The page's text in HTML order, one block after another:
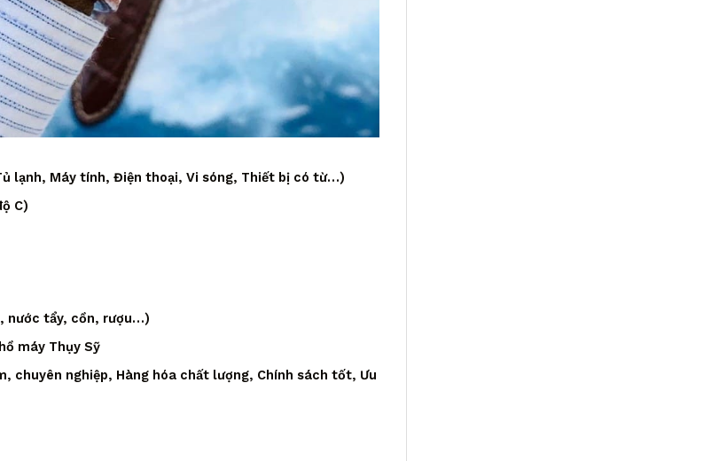
lạnh, Máy tính, Điện thoại, Vi sóng, Thiết bị có từ…)
C)
nước tẩy, cồn, rượu…)
máy Thụy Sỹ
chuyên nghiệp, Hàng hóa chất lượng, Chính sách tốt, Ưu